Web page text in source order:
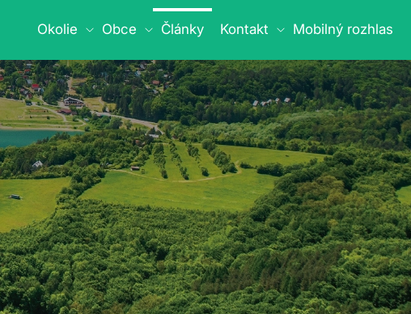
Okolie Obce Články Kontakt Mobilný rozhlas